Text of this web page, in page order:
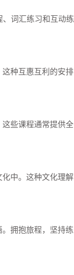
词汇练习和互动练
种互惠互利的安排
些课程通常提供全
中。这种文化理解
拥抱旅程，坚持练